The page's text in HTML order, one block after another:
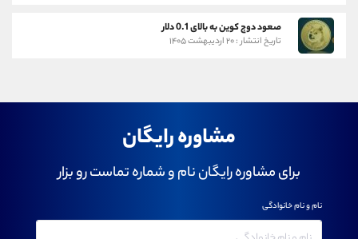
صعود دوج کوین به بالای 0.1 دلار
تاریخ انتشار : ۲۰ اردیبهشت ۱۴۰۵
مشاوره رایگان
برای مشاوره رایگان نام و شماره تماست رو بزار
نام و نام خانوادگی